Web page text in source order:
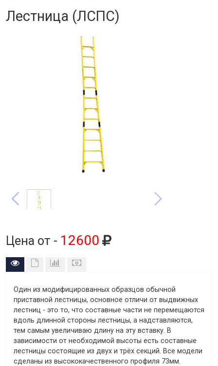
Лестница (ЛСПС)
Цена от - 12600
Один из модифицированных образцов обычной
приставной лестницы, основное отличи от выдвижных
лестниц - это то, что составные части не перемещаются
вдоль длинной стороны лестницы, а надставляются,
тем самым увеличиваю длину на эту вставку. В
зависимости от необходимой высоты есть составные
лестницы состоящие из двух и трёх секций. Все модели
сделаны из высококачественного профиля 73мм.